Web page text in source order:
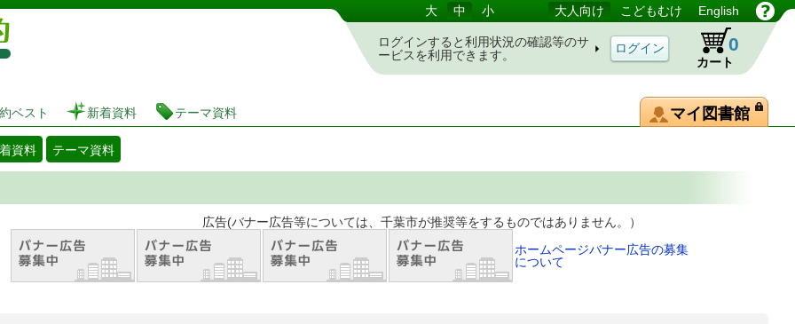
図書館 蔵書検索・予約システム 大 中 小 大人向け こどもむけ English
ログインすると利用状況の確認等のサ
ービスを利用できます。
カート
0
ベスト 新着資料 テーマ資料 マイ図書館
資料 テーマ資料
広告(バナー広告等については、千葉市が推奨等をするものではありません。）
ホームページバナー広告の募集
について